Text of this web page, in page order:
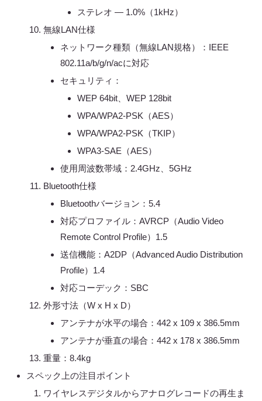
ステレオ ― 1.0%（1kHz）
無線LAN仕様
ネットワーク種類（無線LAN規格）：IEEE
802.11a/b/g/n/acに対応
セキュリティ：
WEP 64bit、WEP 128bit
WPA/WPA2-PSK（AES）
WPA/WPA2-PSK（TKIP）
WPA3-SAE（AES）
使用周波数帯域：2.4GHz、5GHz
Bluetooth仕様
Bluetoothバージョン：5.4
対応プロファイル：AVRCP（Audio Video
Remote Control Profile）1.5
送信機能：A2DP（Advanced Audio Distribution
Profile）1.4
対応コーデック：SBC
外形寸法（W x H x D）
アンテナが水平の場合：442 x 109 x 386.5mm
アンテナが垂直の場合：442 x 178 x 386.5mm
重量：8.4kg
スペック上の注目ポイント
ワイヤレスデジタルからアナログレコードの再生ま